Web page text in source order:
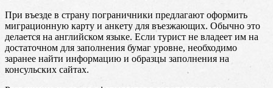
При въезде в страну пограничники предлагают оформить
миграционную карту и анкету для въезжающих. Обычно это
делается на английском языке. Если турист не владеет им на
достаточном для заполнения бумаг уровне, необходимо
заранее найти информацию и образцы заполнения на
консульских сайтах.